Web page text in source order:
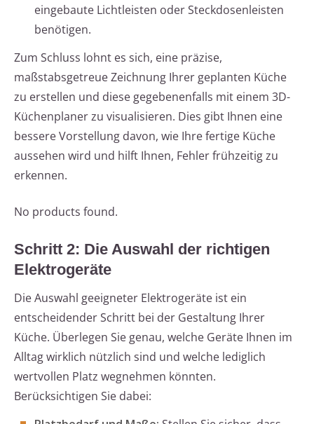
eingebaute Lichtleisten oder Steckdosenleisten
benötigen.
Zum Schluss lohnt es sich, eine präzise,
maßstabsgetreue Zeichnung Ihrer geplanten Küche
zu erstellen und diese gegebenenfalls mit einem 3D-
Küchenplaner zu visualisieren. Dies gibt Ihnen eine
bessere Vorstellung davon, wie Ihre fertige Küche
aussehen wird und hilft Ihnen, Fehler frühzeitig zu
erkennen.
No products found.
Schritt 2: Die Auswahl der richtigen
Elektrogeräte
Die Auswahl geeigneter Elektrogeräte ist ein
entscheidender Schritt bei der Gestaltung Ihrer
Küche. Überlegen Sie genau, welche Geräte Ihnen im
Alltag wirklich nützlich sind und welche lediglich
wertvollen Platz wegnehmen könnten.
Berücksichtigen Sie dabei: